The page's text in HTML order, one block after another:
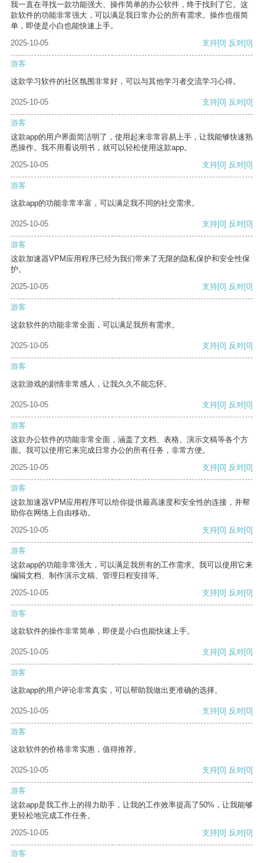
我一直在寻找一款功能强大、操作简单的办公软件，终于找到了它。这
款软件的功能非常强大，可以满足我日常办公的所有需求。操作也很简
单，即使是小白也能快速上手。
2025-10-05
支持[0] 反对[0]
游客
这款学习软件的社区氛围非常好，可以与其他学习者交流学习心得。
2025-10-05 支持[0] 反对[0]
游客
这款app的用户界面简洁明了，使用起来非常容易上手，让我能够快速熟
悉操作。我不用看说明书，就可以轻松使用这款app。
2025-10-05
支持[0] 反对[0]
游客
这款app的功能非常丰富，可以满足我不同的社交需求。
2025-10-05 支持[0] 反对[0]
游客
这款加速器VPM应用程序已经为我们带来了无限的隐私保护和安全性保
护。
2025-10-05
支持[0] 反对[0]
游客
这款软件的功能非常全面，可以满足我所有需求。
2025-10-05 支持[0] 反对[0]
游客
这款游戏的剧情非常感人，让我久久不能忘怀。
2025-10-05 支持[0] 反对[0]
游客
这款办公软件的功能非常全面，涵盖了文档、表格、演示文稿等各个方
面。我可以使用它来完成日常办公的所有任务，非常方便。
2025-10-05
支持[0] 反对[0]
游客
这款加速器VPM应用程序可以给你提供最高速度和安全性的连接，并帮
助你在网络上自由移动。
2025-10-05
支持[0] 反对[0]
游客
这款app的功能非常强大，可以满足我所有的工作需求。我可以使用它来
编辑文档、制作演示文稿、管理日程安排等。
2025-10-05
支持[0] 反对[0]
游客
这款软件的操作非常简单，即使是小白也能快速上手。
2025-10-05 支持[0] 反对[0]
游客
这款app的用户评论非常真实，可以帮助我做出更准确的选择。
2025-10-05 支持[0] 反对[0]
游客
这款软件的价格非常实惠，值得推荐。
2025-10-05 支持[0] 反对[0]
游客
这款app是我工作上的得力助手，让我的工作效率提高了50%，让我能够
更轻松地完成工作任务。
2025-10-05
支持[0] 反对[0]
游客